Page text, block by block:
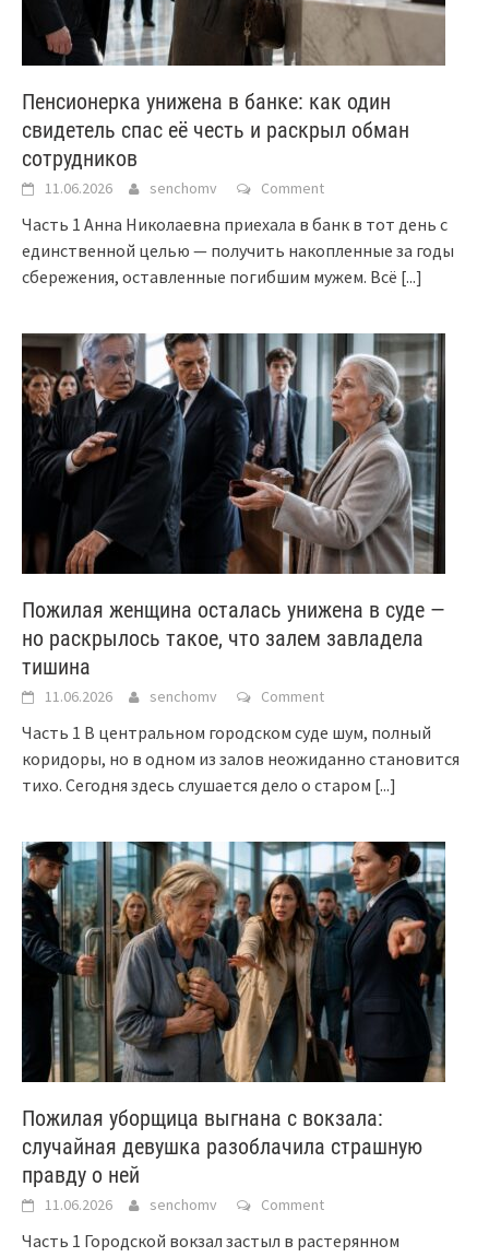
Пенсионерка унижена в банке: как один
свидетель спас её честь и раскрыл обман
сотрудников
11.06.2026 senchomv Comment
Часть 1 Анна Николаевна приехала в банк в тот день с
единственной целью — получить накопленные за годы
сбережения, оставленные погибшим мужем. Всё [...]
Пожилая женщина осталась унижена в суде —
но раскрылось такое, что залем завладела
тишина
11.06.2026 senchomv Comment
Часть 1 В центральном городском суде шум, полный
коридоры, но в одном из залов неожиданно становится
тихо. Сегодня здесь слушается дело о старом [...]
Пожилая уборщица выгнана с вокзала:
случайная девушка разоблачила страшную
правду о ней
11.06.2026 senchomv Comment
Часть 1 Городской вокзал застыл в растерянном